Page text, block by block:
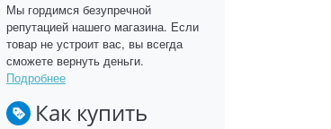
Мы гордимся безупречной
репутацией нашего магазина. Если
товар не устроит вас, вы всегда
сможете вернуть деньги.
Подробнее
Как купить